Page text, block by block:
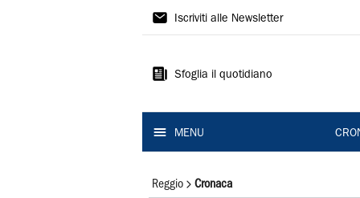
Gazzetta
Reggio
Iscriviti alle Newsletter
Sfoglia il quotidiano
MENU
Reggio Cronaca